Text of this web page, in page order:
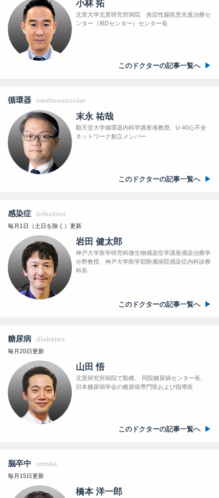
小林 拓
北里大学北里研究所病院 炎症性腸疾患先進治療セ
ンター（IBDセンター）センター長
このドクターの記事一覧へ
循環器 cardiovascular
末永 祐哉
順天堂大学循環器内科学講座准教授。U-40心不全
ネットワーク創立メンバー
このドクターの記事一覧へ
感染症 infection
毎月1日（土日を除く）更新
岩田 健太郎
神戸大学医学研究科微生物感染症学講座感染治療学
分野教授、神戸大学医学部附属病院感染症内科診療
科長
このドクターの記事一覧へ
糖尿病 diabetes
毎月20日更新
山田 悟
北里研究所病院で勤務。 同院糖尿病センター長。
日本糖尿病学会の糖尿病専門医および指導医
このドクターの記事一覧へ
脳卒中 stroke
毎月15日更新
橋本 洋一郎